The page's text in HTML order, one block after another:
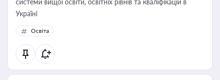
системи вищої освіти, освітніх рівнів та кваліфікацій в
Україні
Освіта